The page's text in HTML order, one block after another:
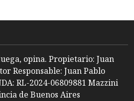
opina. Propietario: Juan
Responsable: Juan Pablo
RL-2024-06809881 Mazzini
de Buenos Aires